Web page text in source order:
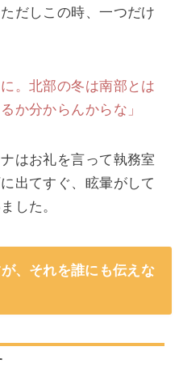
だしこの時、一つだけ
。北部の冬は南部とは
か分からんからな」
はお礼を言って執務室
出てすぐ、眩暈がして
した。
、それを誰にも伝えな